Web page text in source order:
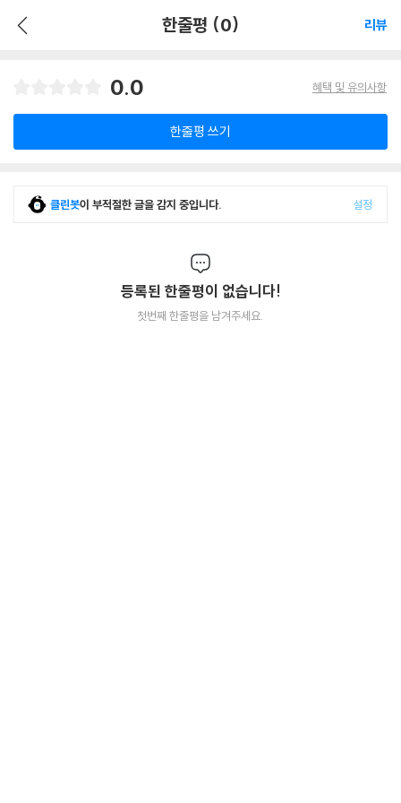
한줄평 (0) 리뷰
0.0 혜택 및 유의사항
한줄평 쓰기
클린봇이 부적절한 글을 감지 중입니다. 설정
등록된 한줄평이 없습니다!
첫번째 한줄평을 남겨주세요.